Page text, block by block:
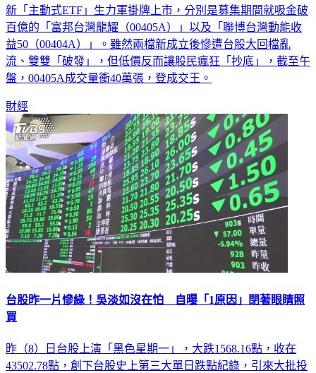
新「主動式ETF」生力軍掛牌上市，分別是募集期間就吸金破
百億的「富邦台灣龍耀（00405A）」以及「聯博台灣動能收
益50（00404A）」。雖然兩檔新成立後慘遭台股大回檔亂
流、雙雙「破發」，但低價反而讓股民瘋狂「抄底」，截至午
盤，00405A成交量衝40萬張，登成交王。
財經
台股昨一片慘綠！吳淡如沒在怕 自曝「1原因」閉著眼睛照
買
昨（8）日台股上演「黑色星期一」，大跌1568.16點，收在
43502.78點，創下台股史上第三大單日跌點紀錄，引來大批投